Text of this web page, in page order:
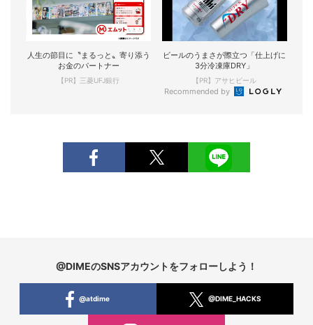
人生の節目に〝まるっと〟寄り添う
お金のパートナー
【PR】三菱UFJ銀行
ビールのうまさが際立つ「仕上げに
3分冷凍庫DRY」
【PR】アサヒビール
Recommended by
@DIMEのSNSアカウントをフォローしよう！
@atdime @DIME_HACKS